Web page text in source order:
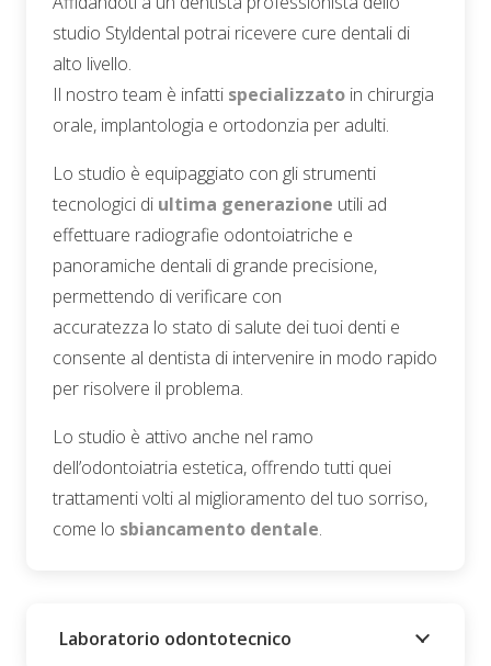
studio Styldental potrai ricevere cure dentali di
alto livello.
Il nostro team è infatti specializzato in chirurgia
orale, implantologia e ortodonzia per adulti.
Lo studio è equipaggiato con gli strumenti
tecnologici di ultima generazione utili ad
effettuare radiografie odontoiatriche e
panoramiche dentali di grande precisione,
permettendo di verificare con
accuratezza lo stato di salute dei tuoi denti e
consente al dentista di intervenire in modo rapido
per risolvere il problema.
Lo studio è attivo anche nel ramo
dell’odontoiatria estetica, offrendo tutti quei
trattamenti volti al miglioramento del tuo sorriso,
come lo sbiancamento dentale.
Laboratorio odontotecnico